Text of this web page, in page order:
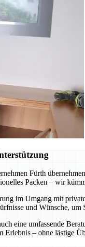
Fürth
Packen – wir
im Umgang mit
und Wünsche, um
eine umfassende
– ohne lästige